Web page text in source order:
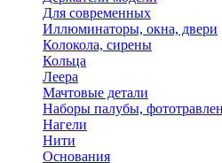
Для современных
Иллюминаторы, окна, двери
Колокола, сирены
Кольца
Леера
Мачтовые детали
Наборы палубы,
Нагели
Нити
Основания